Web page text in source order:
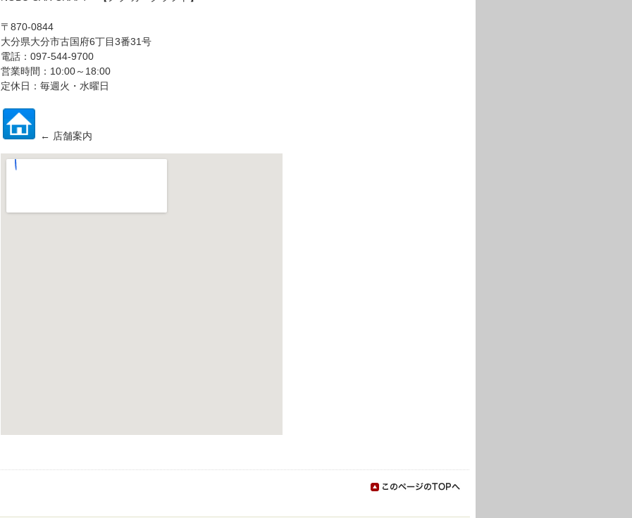
〒870-0844
大分県大分市古国府6丁目3番31号
電話：097-544-9700
営業時間：10:00～18:00
定休日：毎週火・水曜日
← 店舗案内